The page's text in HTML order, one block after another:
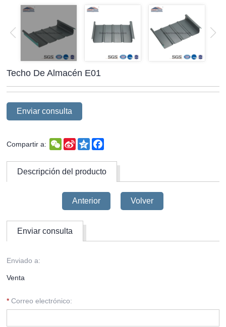
Techo De Almacén E01
Enviar consulta
Compartir a: WeChat
Sina
Weibo
Qzone
Descripción del producto
Anterior Volver
Enviar consulta
Enviado a:
Venta
* Correo electrónico: